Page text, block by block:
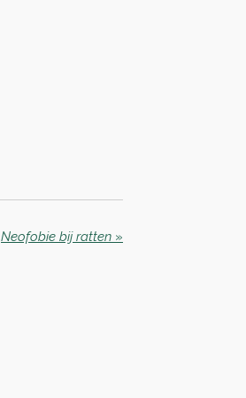
Neofobie bij ratten »